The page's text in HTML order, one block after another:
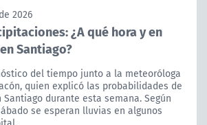
2026
¿A qué hora y en
Santiago?
del tiempo junto a la meteoróloga
quien explicó las probabilidades de
durante esta semana. Según
se esperan lluvias en algunos